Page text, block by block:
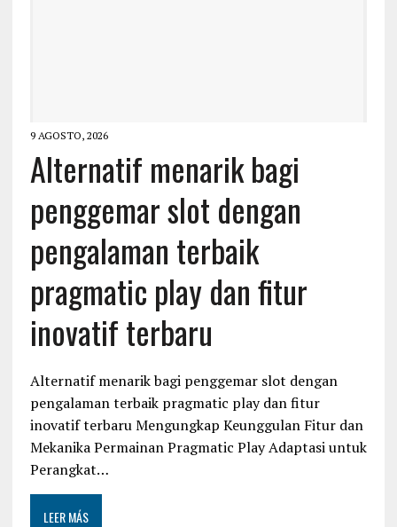
9 AGOSTO, 2026
Alternatif menarik bagi
penggemar slot dengan
pengalaman terbaik
pragmatic play dan fitur
inovatif terbaru
Alternatif menarik bagi penggemar slot dengan
pengalaman terbaik pragmatic play dan fitur
inovatif terbaru Mengungkap Keunggulan Fitur dan
Mekanika Permainan Pragmatic Play Adaptasi untuk
Perangkat…
LEER MÁS